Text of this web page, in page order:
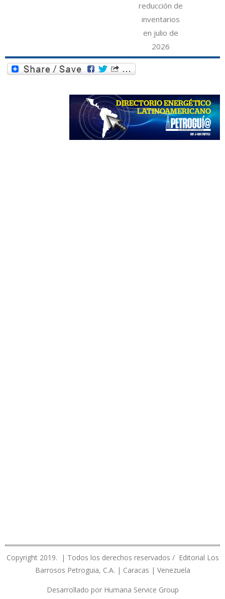
reducción de
inventarios
en julio de
2026
Copyright 2019. | Todos los derechos reservados / Editorial Los
Barrosos Petroguia, C.A. | Caracas | Venezuela
Desarrollado por Humana Service Group